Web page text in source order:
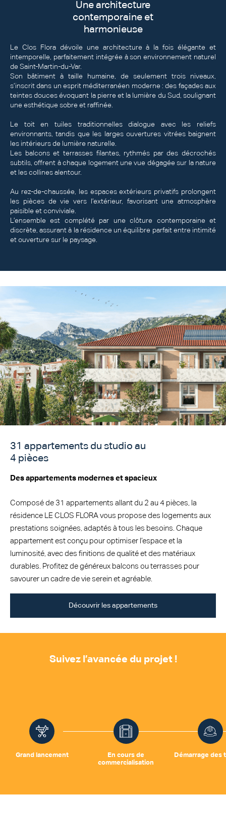
Une architecture
contemporaine et
harmonieuse
Le Clos Flora dévoile une architecture à la fois élégante et
intemporelle, parfaitement intégrée à son environnement naturel
de Saint-Martin-du-Var.
Son bâtiment à taille humaine, de seulement trois niveaux,
s’inscrit dans un esprit méditerranéen moderne : des façades aux
teintes douces évoquant la pierre et la lumière du Sud, soulignant
une esthétique sobre et raffinée.
Le toit en tuiles traditionnelles dialogue avec les reliefs
environnants, tandis que les larges ouvertures vitrées baignent
les intérieurs de lumière naturelle.
Les balcons et terrasses filantes, rythmés par des décrochés
subtils, offrent à chaque logement une vue dégagée sur la nature
et les collines alentour.
Au rez-de-chaussée, les espaces extérieurs privatifs prolongent
les pièces de vie vers l’extérieur, favorisant une atmosphère
paisible et conviviale.
L’ensemble est complété par une clôture contemporaine et
discrète, assurant à la résidence un équilibre parfait entre intimité
et ouverture sur le paysage.
31 appartements du studio au
4 pièces
Des appartements modernes et spacieux
Composé de 31 appartements allant du 2 au 4 pièces, la
résidence LE CLOS FLORA vous propose des logements aux
prestations soignées, adaptés à tous les besoins. Chaque
appartement est conçu pour optimiser l’espace et la
luminosité, avec des finitions de qualité et des matériaux
durables. Profitez de généreux balcons ou terrasses pour
savourer un cadre de vie serein et agréable.
Découvrir les appartements
Suivez l’avancée du projet !
Grand lancement
En cours de
commercialisation
Démarrage des